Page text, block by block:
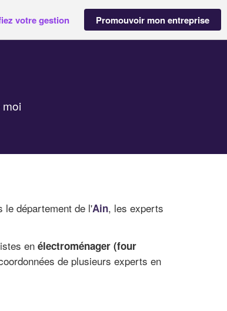
votre gestion Promouvoir mon entreprise
le département de l'Ain, les experts
en électroménager (four
de plusieurs experts en